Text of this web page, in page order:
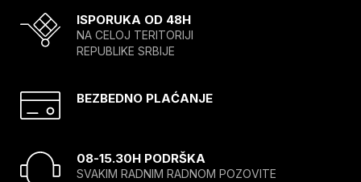
ISPORUKA OD 48H
NA CELOJ TERITORIJI
REPUBLIKE SRBIJE
BEZBEDNO PLAĆANJE
08-15.30H PODRŠKA
SVAKIM RADNIM RADNOM POZOVITE